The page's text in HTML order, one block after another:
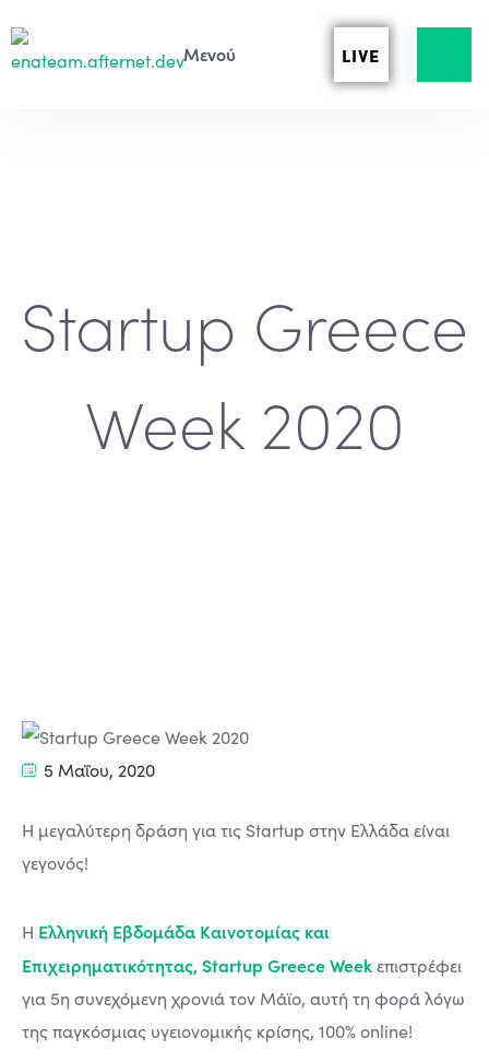
LIVE
Startup Greece
Week 2020
5 Μαΐου, 2020
Η μεγαλύτερη δράση για τις Startup στην Ελλάδα είναι
γεγονός!
Η Ελληνική Εβδομάδα Καινοτομίας και
Επιχειρηματικότητας, Startup Greece Weekεπιστρέφει
για 5η συνεχόμενη χρονιά τον Μάϊο, αυτή τη φορά λόγω
της παγκόσμιας υγειονομικής κρίσης, 100% online!